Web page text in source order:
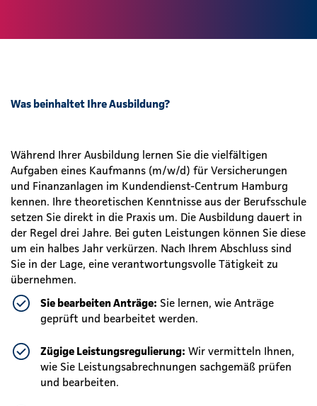
Was beinhaltet Ihre Ausbildung?
Während Ihrer Ausbildung lernen Sie die vielfältigen
Aufgaben eines Kaufmanns (m/w/d) für Versicherungen
und Finanzanlagen im Kundendienst-Centrum Hamburg
kennen. Ihre theoretischen Kenntnisse aus der Berufsschule
setzen Sie direkt in die Praxis um. Die Ausbildung dauert in
der Regel drei Jahre. Bei guten Leistungen können Sie diese
um ein halbes Jahr verkürzen. Nach Ihrem Abschluss sind
Sie in der Lage, eine verantwortungsvolle Tätigkeit zu
übernehmen.
Sie bearbeiten Anträge: Sie lernen, wie Anträge
geprüft und bearbeitet werden.
Zügige Leistungsregulierung: Wir vermitteln Ihnen,
wie Sie Leistungsabrechnungen sachgemäß prüfen
und bearbeiten.